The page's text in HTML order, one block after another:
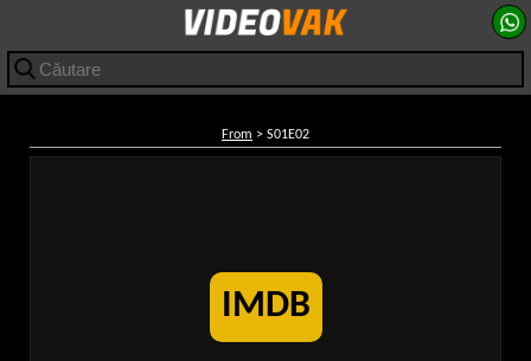
From > S01E02
IMDB